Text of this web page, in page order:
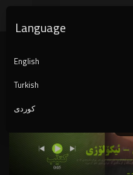
Player
Language
English
Turkish
کوردی